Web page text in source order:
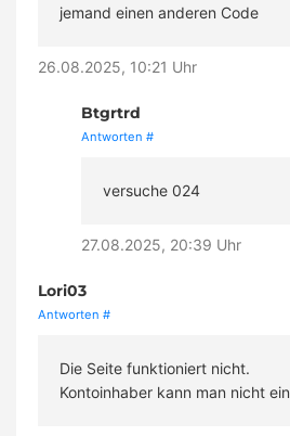
jemand einen anderen Code
26.08.2025, 10:21 Uhr
Btgrtrd
Antworten #
versuche 024
27.08.2025, 20:39 Uhr
Lori03
Antworten #
Die Seite funktioniert nicht.
Kontoinhaber kann man nicht